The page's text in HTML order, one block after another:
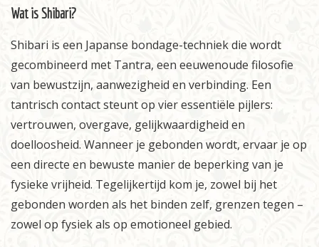
Wat is Shibari?
Shibari is een Japanse bondage-techniek die wordt
gecombineerd met Tantra, een eeuwenoude filosofie
van bewustzijn, aanwezigheid en verbinding. Een
tantrisch contact steunt op vier essentiële pijlers:
vertrouwen, overgave, gelijkwaardigheid en
doelloosheid. Wanneer je gebonden wordt, ervaar je op
een directe en bewuste manier de beperking van je
fysieke vrijheid. Tegelijkertijd kom je, zowel bij het
gebonden worden als het binden zelf, grenzen tegen –
zowel op fysiek als op emotioneel gebied.